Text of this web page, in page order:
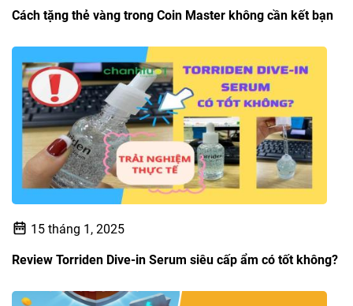
Cách tặng thẻ vàng trong Coin Master không cần kết bạn
15 tháng 1, 2025
Review Torriden Dive-in Serum siêu cấp ẩm có tốt không?